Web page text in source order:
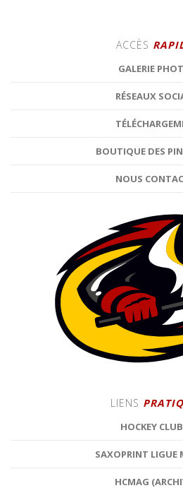
ACCÈS
GALERIE
RÉSEAUX
BOUTIQUE DES
NOUS
LIENS
HOCKEY
SAXOPRINT LIGUE
HCMAG